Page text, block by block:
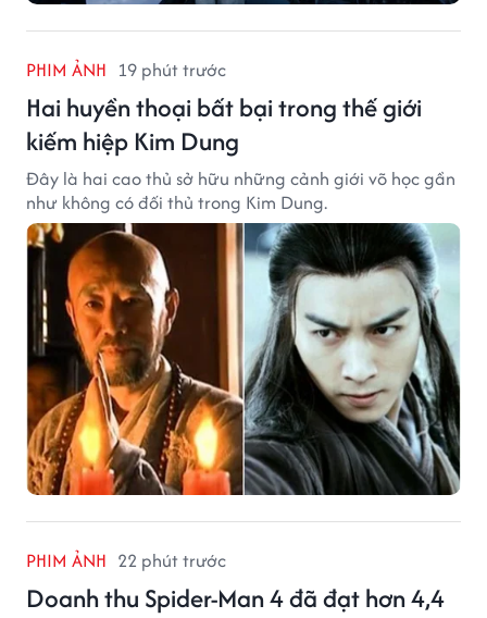
PHIM ẢNH 19 phút trước
Hai huyền thoại bất bại trong thế giới
kiếm hiệp Kim Dung
Đây là hai cao thủ sở hữu những cảnh giới võ học gần
như không có đối thủ trong Kim Dung.
PHIM ẢNH 22 phút trước
Doanh thu Spider-Man 4 đã đạt hơn 4,4